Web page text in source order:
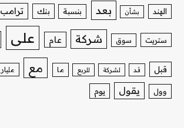
الهند بشأن بعد بنسبة بنك ترامب
ستريت سوق شركة عام على
قبل قد لشركة للربع ما مع مليار
وول يقول يوم